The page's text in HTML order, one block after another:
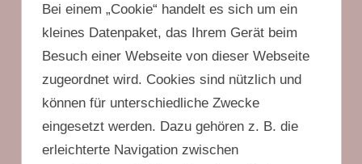
Bei einem „Cookie“ handelt es sich um ein
kleines Datenpaket, das Ihrem Gerät beim
Besuch einer Webseite von dieser Webseite
zugeordnet wird. Cookies sind nützlich und
können für unterschiedliche Zwecke
eingesetzt werden. Dazu gehören z. B. die
erleichterte Navigation zwischen